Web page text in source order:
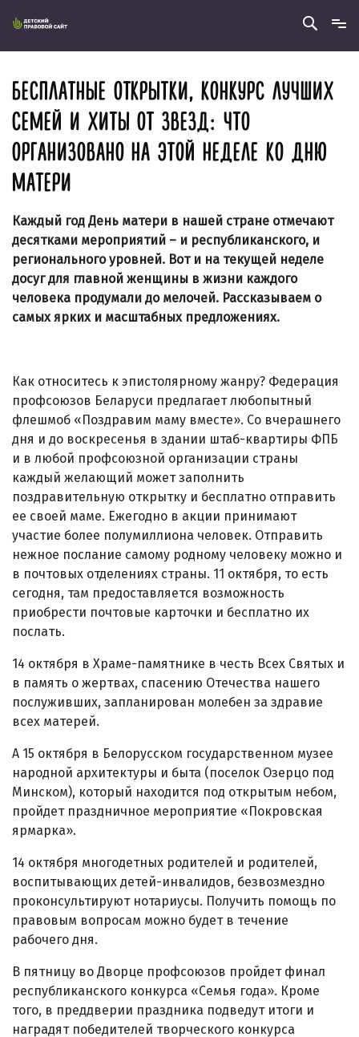
БЕСПЛАТНЫЕ ОТКРЫТКИ, КОНКУРС ЛУЧШИХ
СЕМЕЙ И ХИТЫ ОТ ЗВЕЗД: ЧТО
ОРГАНИЗОВАНО НА ЭТОЙ НЕДЕЛЕ КО ДНЮ
МАТЕРИ
Каждый год День матери в нашей стране отмечают
десятками мероприятий – и республиканского, и
регионального уровней. Вот и на текущей неделе
досуг для главной женщины в жизни каждого
человека продумали до мелочей. Рассказываем о
самых ярких и масштабных предложениях.
Как относитесь к эпистолярному жанру? Федерация
профсоюзов Беларуси предлагает любопытный
флешмоб «Поздравим маму вместе». Со вчерашнего
дня и до воскресенья в здании штаб-квартиры ФПБ
и в любой профсоюзной организации страны
каждый желающий может заполнить
поздравительную открытку и бесплатно отправить
ее своей маме. Ежегодно в акции принимают
участие более полумиллиона человек. Отправить
нежное послание самому родному человеку можно и
в почтовых отделениях страны. 11 октября, то есть
сегодня, там предоставляется возможность
приобрести почтовые карточки и бесплатно их
послать.
14 октября в Храме-памятнике в честь Всех Святых и
в память о жертвах, спасению Отечества нашего
послуживших, запланирован молебен за здравие
всех матерей.
А 15 октября в Белорусском государственном музее
народной архитектуры и быта (поселок Озерцо под
Минском), который находится под открытым небом,
пройдет праздничное мероприятие «Покровская
ярмарка».
14 октября многодетных родителей и родителей,
воспитывающих детей-инвалидов, безвозмездно
проконсультируют нотариусы. Получить помощь по
правовым вопросам можно будет в течение
рабочего дня.
В пятницу во Дворце профсоюзов пройдет финал
республиканского конкурса «Семья года». Кроме
того, в преддверии праздника подведут итоги и
наградят победителей творческого конкурса